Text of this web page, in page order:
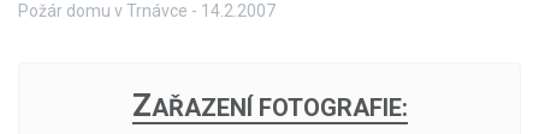
Požár domu v Trnávce - 14.2.2007
ZAŘAZENÍ FOTOGRAFIE: